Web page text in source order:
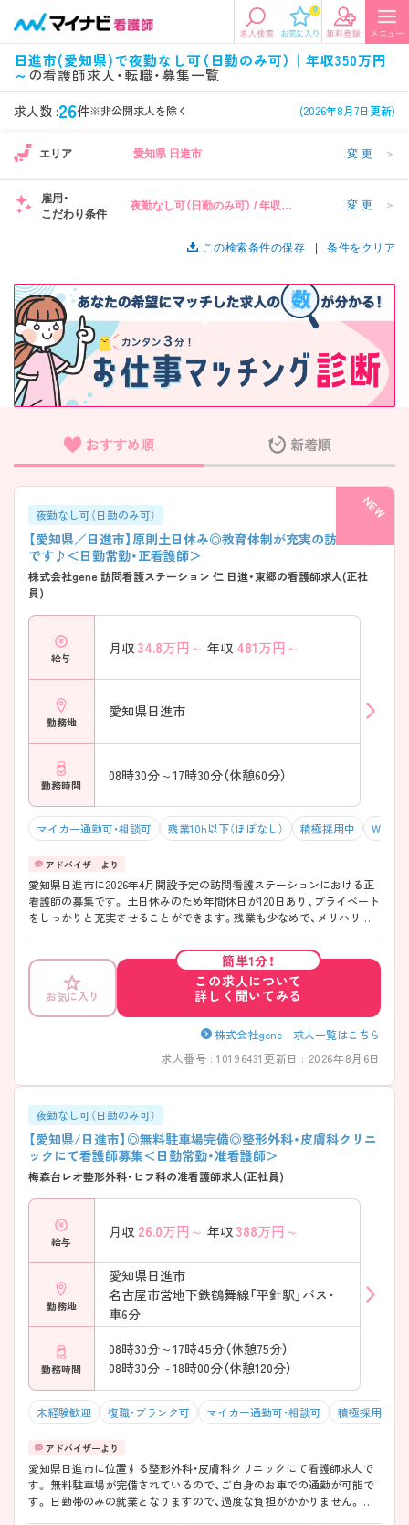
0
日進市(愛知県)で夜勤なし可（日勤のみ可）｜年収350万円
～の看護師求人・転職・募集一覧
求人数 :26件※非公開求人を除く (2026年8月7日更新)
エリアから探す
エリアから探す
関東
東海 関西
九州・沖縄
希望の求人条件を選択
条件項目の選択に戻る
資格
施設形態
病院、クリニック・診療所など
担当業務
病棟、外来など
美容外科、
循環器内科など
未経験歓迎、
土日祝休みなど
年収
年収500万円以上など 正社員、契約社員など
フリーワード検索
エリア 愛知県 日進市 変更 ＞
雇用・
こだわり条件
夜勤なし可（日勤のみ可） / 年収
変更 ＞
この検索条件の保存 条件をクリア
おすすめ順 新着順
夜勤なし可（日勤のみ可）
【愛知県／日進市】原則土日休み◎教育体制が充実の訪問看護
です♪＜日勤常勤・正看護師＞
株式会社gene 訪問看護ステーション 仁 日進・東郷の看護師求人(正社
員)
給与
月収 34.8万円～ 年収 481万円～
勤務地
愛知県日進市
勤務時間
08時30分～17時30分（休憩60分）
マイカー通勤可・相談可 残業10h以下（ほぼなし） 積極採用中 WEB面
愛知県日進市に2026年4月開設予定の訪問看護ステーションにおける正
看護師の募集です。 土日休みのため年間休日が120日あり、プライベート
をしっかりと充実させることができます。残業も少なめで、メリハリの
験の方でも安心して入職していただけます。 ご興味をお持ちの方には詳
細の情報や面接のポイントをお伝えしますのでお気軽にお問い合わせく
ださいませ。
お気に入り
簡単1分！
この求人について
詳しく聞いてみる
株式会社gene 求人一覧はこちら
求人番号 : 10196431 更新日 : 2026年8月6日
夜勤なし可（日勤のみ可）
【愛知県/日進市】◎無料駐車場完備◎整形外科・皮膚科クリニ
ックにて看護師募集＜日勤常勤・准看護師＞
梅森台レオ整形外科・ヒフ科の准看護師求人(正社員)
給与
月収 26.0万円～ 年収 388万円～
勤務地
愛知県日進市
名古屋市営地下鉄鶴舞線「平針駅」バス・
車6分
勤務時間
08時30分～17時45分（休憩75分）
08時30分～18時00分（休憩120分）
未経験歓迎 復職・ブランク可 マイカー通勤可・相談可 積極採用中
愛知県日進市に位置する整形外科・皮膚科クリニックにて看護師求人で
す。 無料駐車場が完備されているので、ご自身のお車での通勤が可能で
す。 日勤帯のみの就業となりますので、過度な負担がかかりません。 ご